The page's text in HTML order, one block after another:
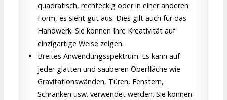
quadratisch, rechteckig oder in einer anderen
Form, es sieht gut aus. Dies gilt auch für das
Handwerk. Sie können Ihre Kreativität auf
einzigartige Weise zeigen.
Breites Anwendungsspektrum: Es kann auf
jeder glatten und sauberen Oberfläche wie
Gravitationswänden, Türen, Fenstern,
Schränken usw. verwendet werden. Sie können